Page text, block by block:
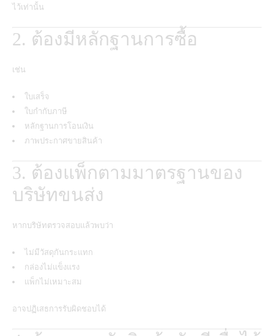
ไว้เท่านั้น
2. ต้องมีหลักฐานการซื้อ
เช่น
ใบเสร็จ
ใบกำกับภาษี
หลักฐานการโอนเงิน
ภาพประกาศขายสินค้า
3. ต้องแพ็กตามมาตรฐานของ
บริษัทขนส่ง
หากบริษัทตรวจสอบแล้วพบว่า
ไม่มีวัสดุกันกระแทก
กล่องไม่แข็งแรง
แพ็กไม่เหมาะสม
อาจปฏิเสธการรับผิดชอบได้